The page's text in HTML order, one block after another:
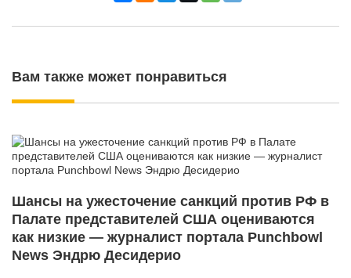
Вам также может понравиться
Шансы на ужесточение санкций против РФ в
Палате представителей США оцениваются
как низкие — журналист портала Punchbowl
News Эндрю Десидерио